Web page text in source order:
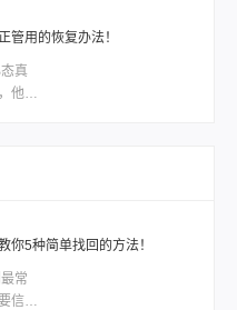
一款
件让
文将
管用的恢复办法！
他那
大部
都告
这个
你5种简单找回的方法！
信息